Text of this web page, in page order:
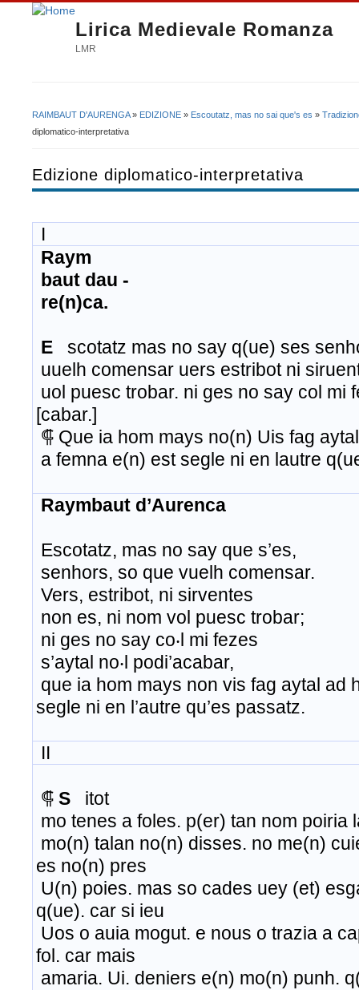
Lirica Medievale Romanza
LMR
Tu sei qui
RAIMBAUT D'AURENGA» EDIZIONE » Escoutatz, mas no sai que's es »
diplomatico-interpretativa
Edizione diplomatico-interpretativa
I
Raym
baut dau -
re(n)ca.
E scotatz mas no say q(ue)
uuelh comensar uers estribot ni
uol puesc trobar. ni ges no say col mi
[cabar.]
⸿ Que ia hom mays no(n) Uis fag
a femna e(n) est segle ni en lautre
Raymbaut d’Aurenca
Escotatz, mas no say que s’es,
senhors, so que vuelh comensar.
Vers, estribot, ni sirventes
non es, ni nom vol puesc trobar;
ni ges no say co‧l mi fezes
s’aytal no‧l podi’acabar,
que ia hom mays non vis fag aytal ad
segle ni en l’autre qu’es passatz.
II
⸿ S itot
mo tenes a foles. p(er) tan nom poiria
mo(n) talan no(n) disses. no me(n)
es no(n) pres
U(n) poies. mas so cades uey (et)
q(ue). car si ieu
Uos o auia mogut. e nous o trazia a
fol. car mais
amaria. Ui. deniers e(n) mo(n) punh.